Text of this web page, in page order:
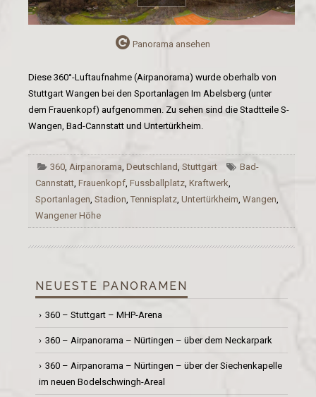
Panorama ansehen
Diese 360°-Luftaufnahme (Airpanorama) wurde oberhalb von
Stuttgart Wangen bei den Sportanlagen Im Abelsberg (unter
dem Frauenkopf) aufgenommen. Zu sehen sind die Stadtteile S-
Wangen, Bad-Cannstatt und Untertürkheim.
360,Airpanorama, Deutschland,Stuttgart
Bad-
Cannstatt, Frauenkopf, Fussballplatz, Kraftwerk,
Sportanlagen, Stadion, Tennisplatz, Untertürkheim, Wangen,
Wangener Höhe
NEUESTE PANORAMEN
360 – Stuttgart – MHP-Arena
360 – Airpanorama – Nürtingen – über dem Neckarpark
360 – Airpanorama – Nürtingen – über der Siechenkapelle
im neuen Bodelschwingh-Areal